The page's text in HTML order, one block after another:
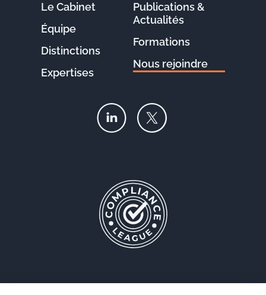
Le Cabinet
Équipe
Distinctions
Expertises
Publications &
Actualités
Formations
Nous rejoindre